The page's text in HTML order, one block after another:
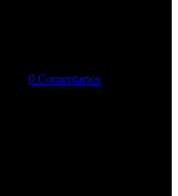
0 Comentarios